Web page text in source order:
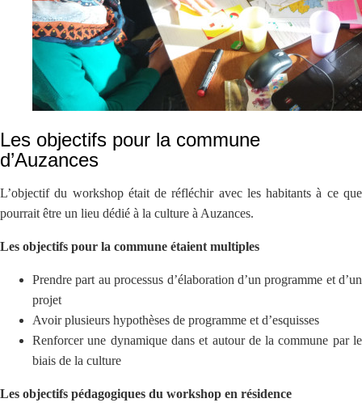
Les objectifs pour la commune
d’Auzances
L’objectif du workshop était de réfléchir avec les habitants à ce que
pourrait être un lieu dédié à la culture à Auzances.
Les objectifs pour la commune étaient multiples
Prendre part au processus d’élaboration d’un programme et d’un
projet
Avoir plusieurs hypothèses de programme et d’esquisses
Renforcer une dynamique dans et autour de la commune par le
biais de la culture
Les objectifs pédagogiques du workshop en résidence